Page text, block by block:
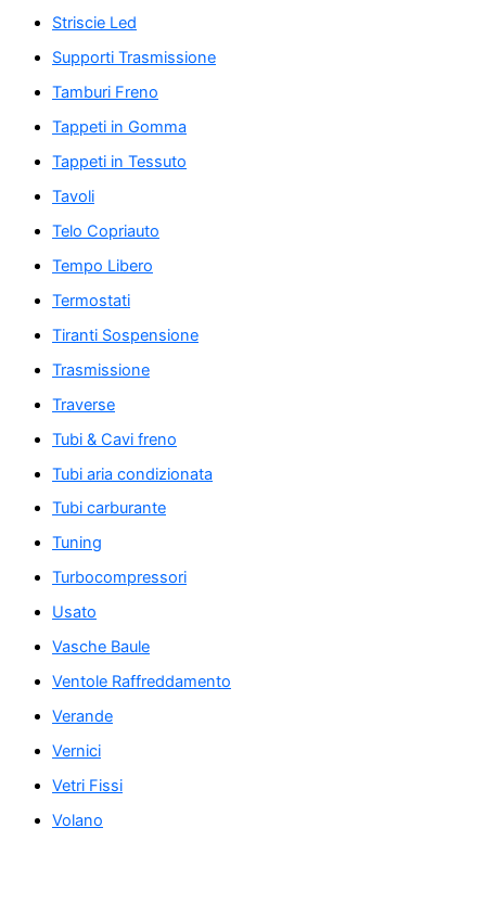
Striscie Led
Supporti Trasmissione
Tamburi Freno
Tappeti in Gomma
Tappeti in Tessuto
Tavoli
Telo Copriauto
Tempo Libero
Termostati
Tiranti Sospensione
Trasmissione
Traverse
Tubi & Cavi freno
Tubi aria condizionata
Tubi carburante
Tuning
Turbocompressori
Usato
Vasche Baule
Ventole Raffreddamento
Verande
Vernici
Vetri Fissi
Volano